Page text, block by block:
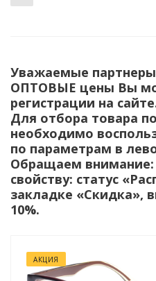
Уважаемые
ОПТОВЫЕ цены Вы
регистрации на
Для отбора товара
необходимо
по параметрам в
Обращаем внимание:
свойству: статус
закладке «Скидка»,
10%.
АКЦИЯ